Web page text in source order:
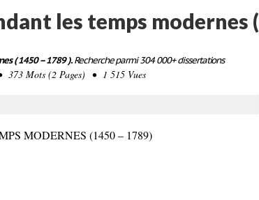
les temps modernes (
( 1450 – 1789 ).Recherche parmi 304 000+ dissertations
Mots (2 Pages) • 1 515 Vues
MODERNES (1450 – 1789)